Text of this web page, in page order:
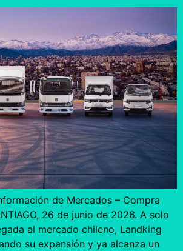
de Mercados – Compra
26 de junio de 2026. A solo
al mercado chileno, Landking
su expansión y ya alcanza un